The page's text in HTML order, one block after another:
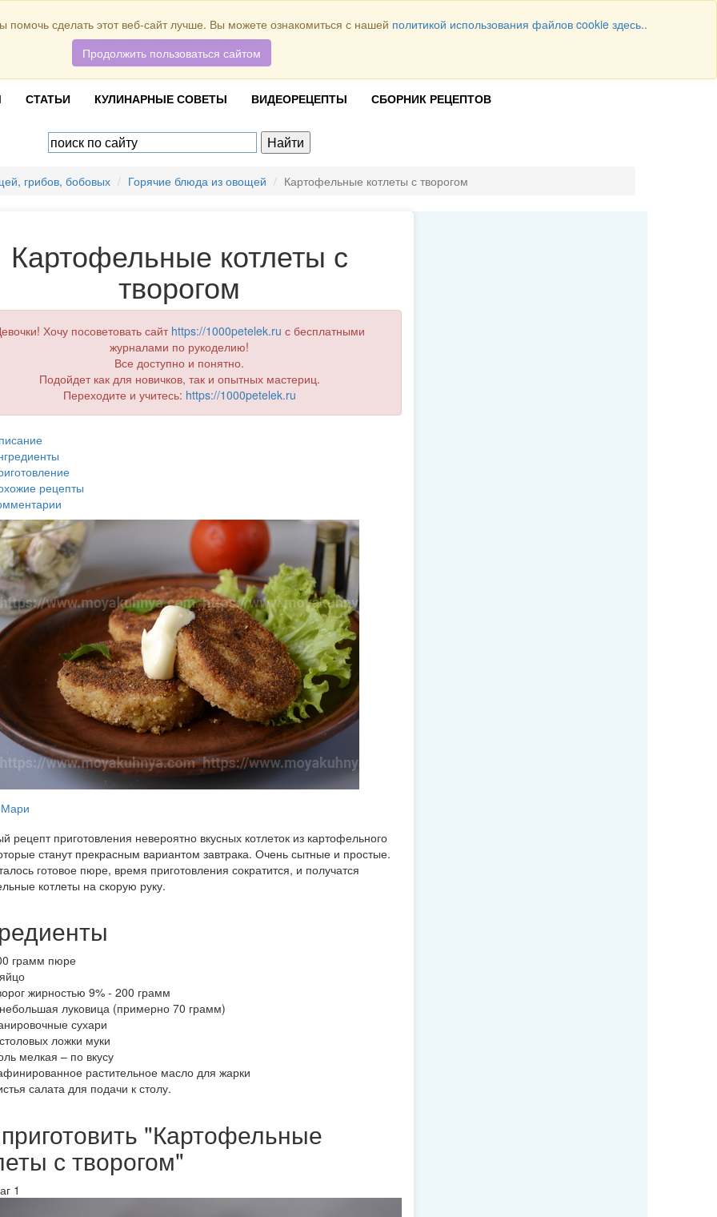
Всего рецептов 1064
СТАТЬИ КУЛИНАРНЫЕ СОВЕТЫ ВИДЕОРЕЦЕПТЫ СБОРНИК РЕЦЕПТОВ
грибов, бобовых Горячие блюда из овощей Картофельные котлеты с творогом
Картофельные котлеты с
творогом
Хочу посоветовать сайт https://1000petelek.ru с бесплатными
журналами по рукоделию!
Все доступно и понятно.
Подойдет как для новичков, так и опытных мастериц.
Переходите и учитесь: https://1000petelek.ru
рецепты
Мари
рецепт приготовления невероятно вкусных котлеток из картофельного
станут прекрасным вариантом завтрака. Очень сытные и простые.
готовое пюре, время приготовления сократится, и получатся
котлеты на скорую руку.
грамм пюре
жирностью 9% - 200 грамм
луковица (примерно 70 грамм)
сухари
ложки муки
мелкая – по вкусу
растительное масло для жарки
салата для подачи к столу.
"Картофельные
с творогом"
1
сделать этот веб-сайт лучше. Вы можете ознакомиться с нашей политикой использования файлов cookie здесь..
Продолжить пользоваться сайтом